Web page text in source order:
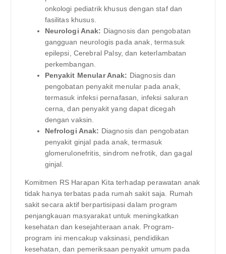
onkologi pediatrik khusus dengan staf dan
fasilitas khusus.
Neurologi Anak: Diagnosis dan pengobatan
gangguan neurologis pada anak, termasuk
epilepsi, Cerebral Palsy, dan keterlambatan
perkembangan.
Penyakit Menular Anak: Diagnosis dan
pengobatan penyakit menular pada anak,
termasuk infeksi pernafasan, infeksi saluran
cerna, dan penyakit yang dapat dicegah
dengan vaksin.
Nefrologi Anak: Diagnosis dan pengobatan
penyakit ginjal pada anak, termasuk
glomerulonefritis, sindrom nefrotik, dan gagal
ginjal.
Komitmen RS Harapan Kita terhadap perawatan anak
tidak hanya terbatas pada rumah sakit saja. Rumah
sakit secara aktif berpartisipasi dalam program
penjangkauan masyarakat untuk meningkatkan
kesehatan dan kesejahteraan anak. Program-
program ini mencakup vaksinasi, pendidikan
kesehatan, dan pemeriksaan penyakit umum pada